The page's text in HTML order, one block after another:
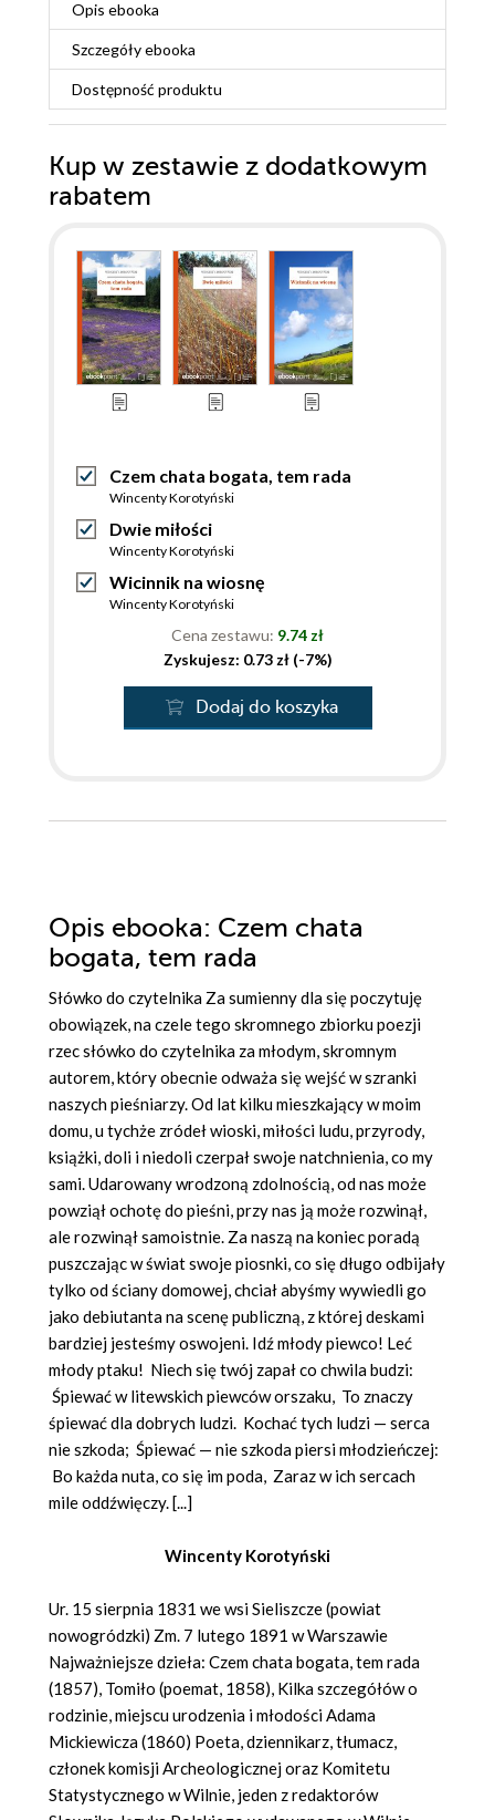
Opis ebooka
Szczegółyebooka
Dostępność produktu
Kup w zestawie z dodatkowym
rabatem
Czem chata bogata, tem rada
Wincenty Korotyński
Dwie miłości
Wincenty Korotyński
Wicinnik na wiosnę
Wincenty Korotyński
Cena zestawu: 9.74 zł
Zyskujesz: 0.73 zł (-7%)
Dodaj do koszyka
Opis ebooka: Czem chata
bogata, tem rada
Słówko do czytelnika Za sumienny dla się poczytuję
obowiązek, na czele tego skromnego zbiorku poezji
rzec słówko do czytelnika za młodym, skromnym
autorem, który obecnie odważa się wejść w szranki
naszych pieśniarzy. Od lat kilku mieszkający w moim
domu, u tychże zródeł wioski, miłości ludu, przyrody,
książki, doli i niedoli czerpał swoje natchnienia, co my
sami. Udarowany wrodzoną zdolnością, od nas może
powziął ochotę do pieśni, przy nas ją może rozwinął,
ale rozwinął samoistnie. Za naszą na koniec poradą
puszczając w świat swoje piosnki, co się długo odbijały
tylko od ściany domowej, chciał abyśmy wywiedli go
jako debiutanta na scenę publiczną, z której deskami
bardziej jesteśmy oswojeni. Idź młody piewco! Leć
młody ptaku! Niech się twój zapał co chwila budzi:
Śpiewać w litewskich piewców orszaku, To znaczy
śpiewać dla dobrych ludzi. Kochać tych ludzi — serca
nie szkoda; Śpiewać — nie szkoda piersi młodzieńczej:
Bo każda nuta, co się im poda, Zaraz w ich sercach
mile oddźwięczy. [...]
Wincenty Korotyński
Ur. 15 sierpnia 1831 we wsi Sieliszcze (powiat
nowogródzki) Zm. 7 lutego 1891 w Warszawie
Najważniejsze dzieła: Czem chata bogata, tem rada
(1857), Tomiło (poemat, 1858), Kilka szczegółów o
rodzinie, miejscu urodzenia i młodości Adama
Mickiewicza (1860) Poeta, dziennikarz, tłumacz,
członek komisji Archeologicznej oraz Komitetu
Statystycznego w Wilnie, jeden z redaktorów